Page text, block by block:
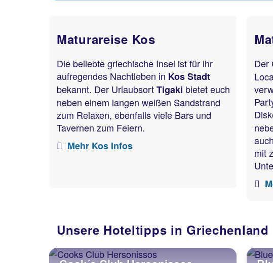
Maturareise Kos
Die beliebte griechische Insel ist für ihr
aufregendes Nachtleben in Kos Stadt
bekannt. Der UrlaubsortTigaki bietet euch
neben einem langen weißen Sandstrand
zum Relaxen, ebenfalls viele Bars und
Tavernen zum Feiern.
Mehr Kos Infos
Der
mit
Unsere Hoteltipps in Griechenland